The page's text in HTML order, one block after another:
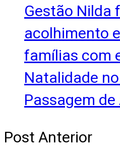
Gestão Nilda
acolhimento
famílias com
Natalidade
Passagem
Post Anterior